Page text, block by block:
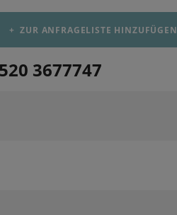
+ ZUR ANFRAGELISTE HINZUFÜGEN
3677747